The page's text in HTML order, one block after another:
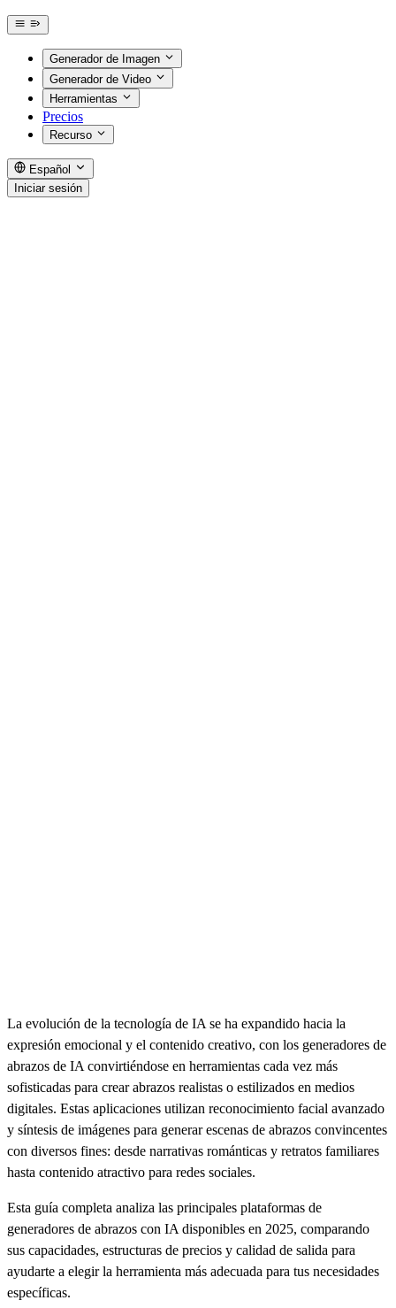
Generador de Imagen
Generador de Video
Herramientas
Precios
Recurso
Español
Iniciar sesión
La evolución de la tecnología de IA se ha expandido hacia la
expresión emocional y el contenido creativo, con los generadores de
abrazos de IA convirtiéndose en herramientas cada vez más
sofisticadas para crear abrazos realistas o estilizados en medios
digitales. Estas aplicaciones utilizan reconocimiento facial avanzado
y síntesis de imágenes para generar escenas de abrazos convincentes
con diversos fines: desde narrativas románticas y retratos familiares
hasta contenido atractivo para redes sociales.
Esta guía completa analiza las principales plataformas de
generadores de abrazos con IA disponibles en 2025, comparando
sus capacidades, estructuras de precios y calidad de salida para
ayudarte a elegir la herramienta más adecuada para tus necesidades
específicas.